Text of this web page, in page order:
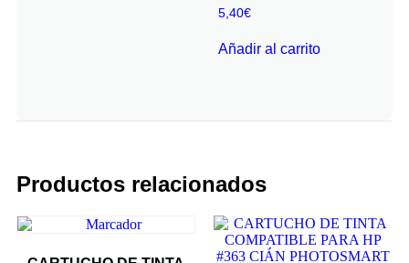
5,40€
Añadir al carrito
Productos relacionados